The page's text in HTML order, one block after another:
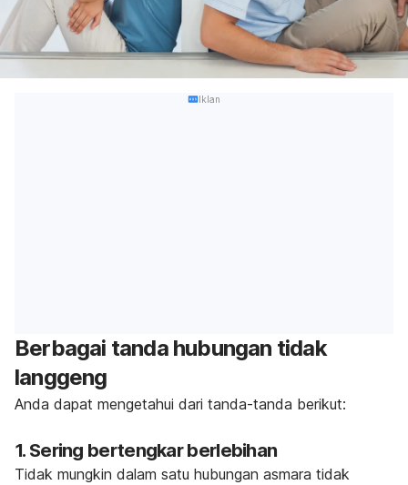
Iklan
Berbagai tanda hubungan tidak
langgeng
Anda dapat mengetahui dari tanda-tanda berikut:
1. Sering bertengkar berlebihan
Tidak mungkin dalam satu hubungan asmara tidak